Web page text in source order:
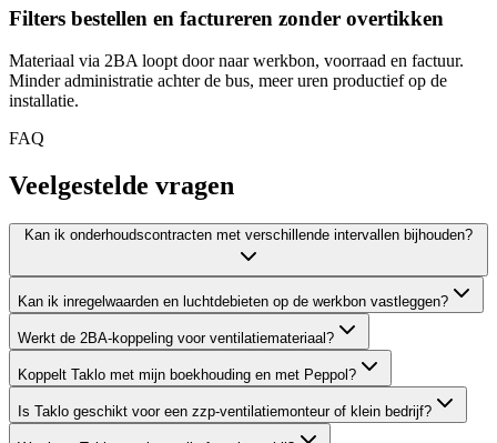
Filters bestellen en factureren zonder overtikken
Materiaal via 2BA loopt door naar werkbon, voorraad en factuur.
Minder administratie achter de bus, meer uren productief op de
installatie.
FAQ
Veelgestelde vragen
Kan ik onderhoudscontracten met verschillende intervallen bijhouden?
Kan ik inregelwaarden en luchtdebieten op de werkbon vastleggen?
Werkt de 2BA-koppeling voor ventilatiemateriaal?
Koppelt Taklo met mijn boekhouding en met Peppol?
Is Taklo geschikt voor een zzp-ventilatiemonteur of klein bedrijf?